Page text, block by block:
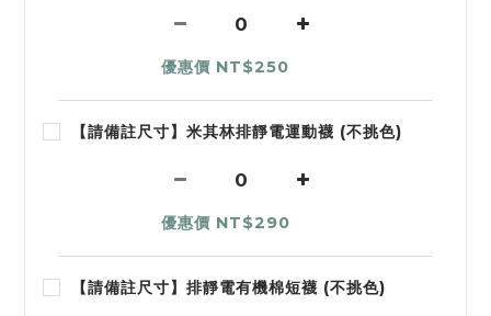
優惠價 NT$250
【請備註尺寸】米其林排靜電運動襪 (不挑色)
優惠價 NT$290
【請備註尺寸】排靜電有機棉短襪 (不挑色)